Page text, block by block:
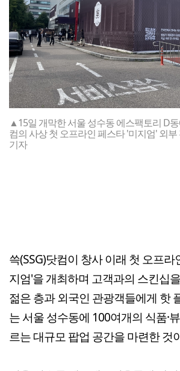
▲15일 개막한 서울 성수동 에스팩토리 D동
컴의 사상 첫 오프라인 페스타 '미지엄' 외
기자
쓱(SSG)닷컴이 창사 이래 첫 오프라
지엄'을 개최하며 고객과의 스킨십
젊은 층과 외국인 관광객들에게 핫
는 서울 성수동에 100여개의 식품·
르는 대규모 팝업 공간을 마련한 것